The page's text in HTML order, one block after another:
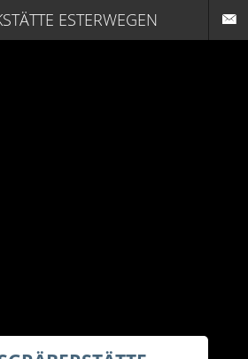
ESTERWEGEN